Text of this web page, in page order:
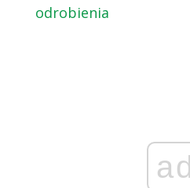
odrobienia
ad